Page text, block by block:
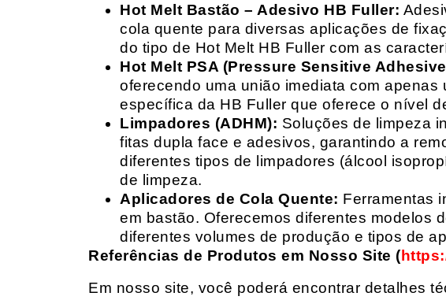
Hot Melt Bastão – Adesivo HB Fuller:
cola quente para diversas aplicações de
do tipo de Hot Melt HB Fuller com as
Hot Melt PSA (Pressure Sensitive
oferecendo uma união imediata com
específica da HB Fuller que oferece o nível
Limpadores (ADHM): Soluções de limpeza
fitas dupla face e adesivos, garantindo a
diferentes tipos de limpadores (álcool
de limpeza.
Aplicadores de Cola Quente: Ferramentas
em bastão. Oferecemos diferentes modelos
diferentes volumes de produção e tipos de
Referências de Produtos em Nosso Site (
Em nosso site, você poderá encontrar detalhes